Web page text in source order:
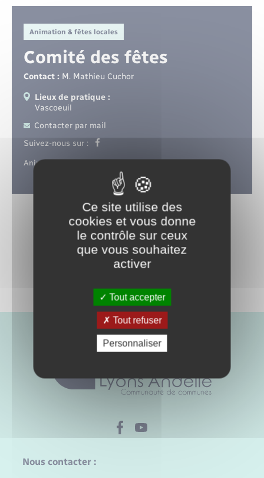
Santé - Social
Rénovation de l’habitat
Urbanisme
Animation & fêtes locales
Comité des fêtes
Contact : M. Mathieu Cuchor
Lieux de pratique :
Vascoeuil
Contacter par mail
Suivez-nous sur :
Animations et fêtes de la commune.
Nous contacter :
Ce site utilise des
cookies et vous donne
le contrôle sur ceux
que vous souhaitez
activer
Tout accepter
Tout refuser
Personnaliser